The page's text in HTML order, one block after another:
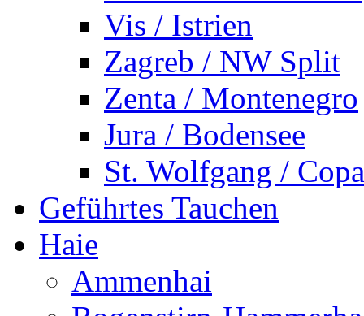
Vis / Istrien
Zagreb / NW Split
Zenta / Montenegro
Jura / Bodensee
St. Wolfgang /
Geführtes Tauchen
Haie
Ammenhai